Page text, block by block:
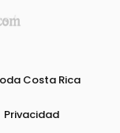
Costa Rica
Privacidad